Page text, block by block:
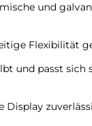
und
Flexibilität
und passt